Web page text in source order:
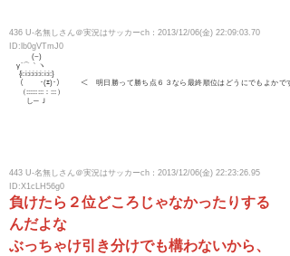
436 U-名無しさん＠実況はサッカーch：2013/12/06(金) 22:09:03.70
ID:lb0gVTmJ0
(~)
γ´⌒｀ヽ
{i:i:i:i:i:i:i:i:}
（ ･(ｴ)･） ＜ 明日勝って勝ち点６３なら最終順位はどうにでもよかです
（:::::::::：:::）
し─Ｊ
443 U-名無しさん＠実況はサッカーch：2013/12/06(金) 22:23:26.95
ID:X1cLH56g0
負けたら２位どころじゃなかったりする
んだよな
ぶっちゃけ引き分けでも構わないから、